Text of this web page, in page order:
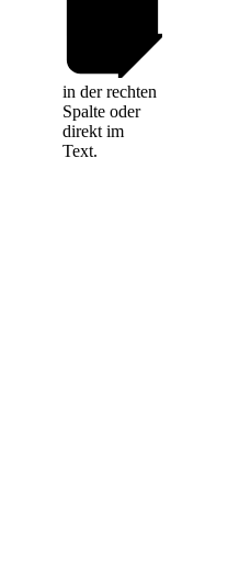
in der rechten
Spalte oder
direkt im
Text.